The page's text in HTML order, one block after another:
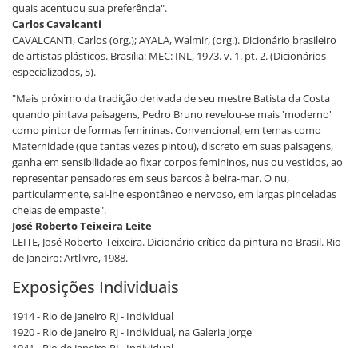
quais acentuou sua preferência".
Carlos Cavalcanti
CAVALCANTI, Carlos (org.); AYALA, Walmir, (org.). Dicionário brasileiro
de artistas plásticos. Brasília: MEC: INL, 1973. v. 1. pt. 2. (Dicionários
especializados, 5).
"Mais próximo da tradição derivada de seu mestre Batista da Costa
quando pintava paisagens, Pedro Bruno revelou-se mais 'moderno'
como pintor de formas femininas. Convencional, em temas como
Maternidade (que tantas vezes pintou), discreto em suas paisagens,
ganha em sensibilidade ao fixar corpos femininos, nus ou vestidos, ao
representar pensadores em seus barcos à beira-mar. O nu,
particularmente, sai-lhe espontâneo e nervoso, em largas pinceladas
cheias de empaste".
José Roberto Teixeira Leite
LEITE, José Roberto Teixeira. Dicionário crítico da pintura no Brasil. Rio
de Janeiro: Artlivre, 1988.
Exposições Individuais
1914 - Rio de Janeiro RJ - Individual
1920 - Rio de Janeiro RJ - Individual, na Galeria Jorge